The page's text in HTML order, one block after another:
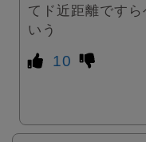
てド近距離です
いう
10